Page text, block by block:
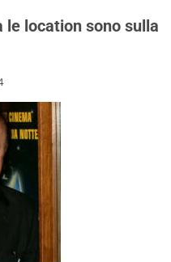
location sono sulla